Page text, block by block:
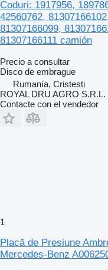
Coduri: 1917956,
42560762,
81307166099,
81307166111 camión
Precio a consultar
Disco de embrague
Rumanía, Cristesti
ROYAL DRU AGRO S.R.L.
Contacte con el vendedor
1
Placă de Presiune
Mercedes-Benz